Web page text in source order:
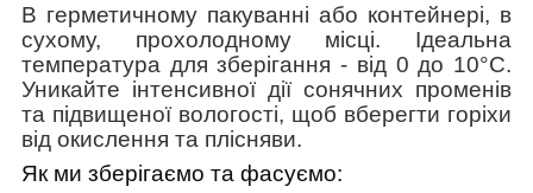
В герметичному пакуванні або контейнері, в
сухому, прохолодному місці. Ідеальна
температура для зберігання - від 0 до 10°C.
Уникайте інтенсивної дії сонячних променів
та підвищеної вологості, щоб вберегти горіхи
від окислення та плісняви.
Як ми зберігаємо та фасуємо: